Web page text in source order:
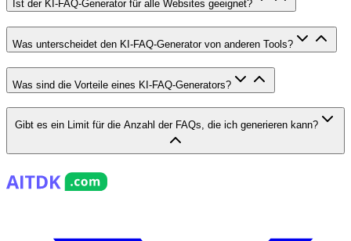
Ist der KI-FAQ-Generator für alle Websites geeignet?
Was unterscheidet den KI-FAQ-Generator von anderen Tools?
Was sind die Vorteile eines KI-FAQ-Generators?
Gibt es ein Limit für die Anzahl der FAQs, die ich generieren kann?